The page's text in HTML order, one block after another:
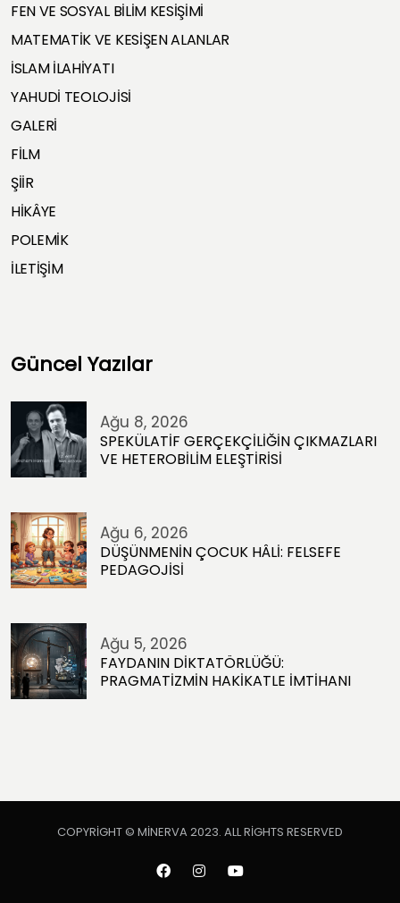
FEN VE SOSYAL BİLİM KESİŞİMİ
MATEMATİK VE KESİŞEN ALANLAR
İSLAM İLAHİYATI
YAHUDİ TEOLOJİSİ
GALERİ
FİLM
ŞİİR
HİKÂYE
POLEMİK
İLETİŞİM
Güncel Yazılar
Ağu 8, 2026
SPEKÜLATİF GERÇEKÇİLİĞİN ÇIKMAZLARI
VE HETEROBİLİM ELEŞTİRİSİ
Ağu 6, 2026
DÜŞÜNMENİN ÇOCUK HÂLİ: FELSEFE
PEDAGOJİSİ
Ağu 5, 2026
FAYDANIN DİKTATÖRLÜĞÜ:
PRAGMATİZMİN HAKİKATLE İMTİHANI
COPYRIGHT © MINERVA 2023. ALL RIGHTS RESERVED